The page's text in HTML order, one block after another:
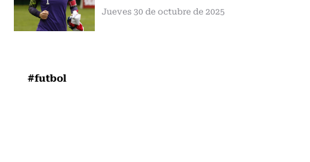
Jueves 30 de octubre de 2025
#futbol